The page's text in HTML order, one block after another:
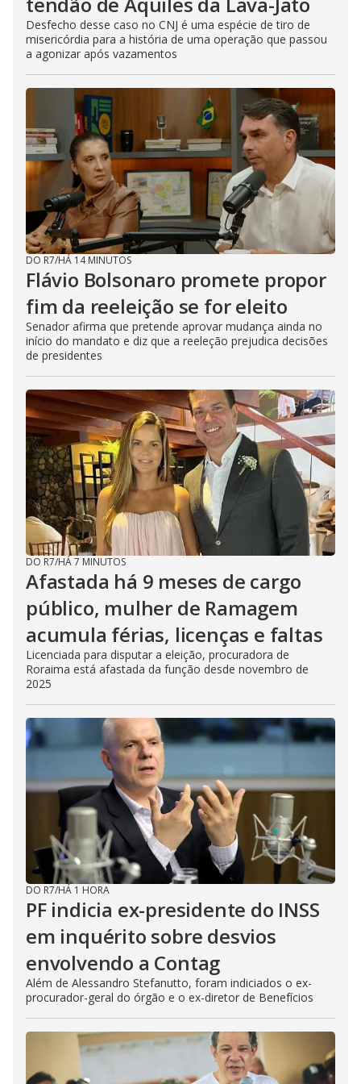
Desfecho desse caso no CNJ é uma espécie de tiro de
misericórdia para a história de uma operação que passou
a agonizar após vazamentos
DO R7/HÁ 14 MINUTOS
Flávio Bolsonaro promete propor
fim da reeleição se for eleito
Senador afirma que pretende aprovar mudança ainda no
início do mandato e diz que a reeleção prejudica decisões
de presidentes
DO R7/HÁ 7 MINUTOS
Afastada há 9 meses de cargo
público, mulher de Ramagem
acumula férias, licenças e faltas
Licenciada para disputar a eleição, procuradora de
Roraima está afastada da função desde novembro de
2025
DO R7/HÁ 1 HORA
PF indicia ex-presidente do INSS
em inquérito sobre desvios
envolvendo a Contag
Além de Alessandro Stefanutto, foram indiciados o ex-
procurador-geral do órgão e o ex-diretor de Benefícios